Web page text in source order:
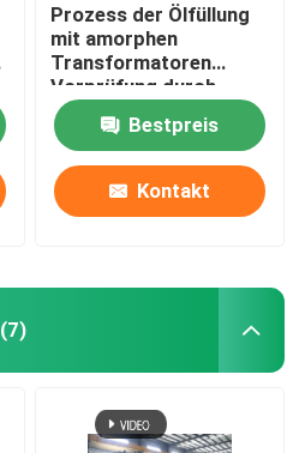
Prozess der Ölfüllung
mit amorphen
Transformatoren
Vorprüfung durch
Elektrizität
Vakuumtrocknung
Bestpreis
Kontakt
(7)